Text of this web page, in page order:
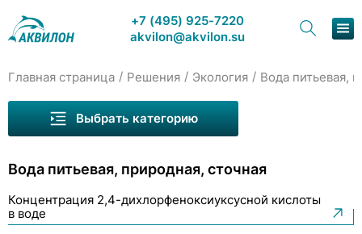
+7 (495) 925-7220
akvilon@akvilon.su
Каталог
Главная страница / Решения / Экология / Вода питьевая,
Вода питьевая, природная, сточная
Концентрация 2,4-дихлорфеноксиуксусной кислоты
в воде
Выбрать категорию
Вода питьевая, природная, сточная
Воздух атмосферный
Воздух рабочей зоны
Отходы производства и потребления